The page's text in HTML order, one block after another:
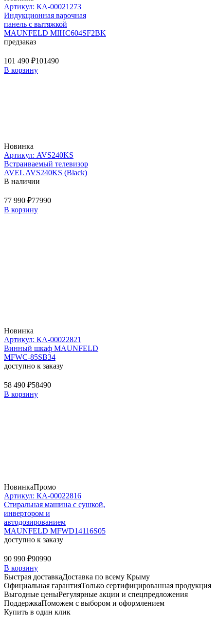
Артикул: КА-00021273
Индукционная варочная
панель с вытяжкой
MAUNFELD MIHC604SF2BK
предзаказ
101 490 ₽101490
В корзину
Новинка
Артикул: AVS240KS
Встраиваемый телевизор
AVEL AVS240KS (Black)
В наличии
77 990 ₽77990
В корзину
Новинка
Артикул: КА-00022821
Винный шкаф MAUNFELD
MFWC-85SB34
доступно к заказу
58 490 ₽58490
В корзину
НовинкаПромо
Артикул: КА-00022816
Стиральная машина c сушкой,
инвертором и
автодозированием
MAUNFELD MFWD14116S05
доступно к заказу
90 990 ₽90990
В корзину
Быстрая доставкаДоставка по всему Крыму
Официальная гарантияТолько сертифицированная продукция
Выгодные ценыРегулярные акции и спецпредложения
ПоддержкаПоможем с выбором и оформлением
Купить в один клик